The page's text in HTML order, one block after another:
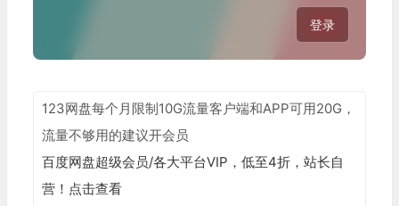
登录
123网盘每个月限制10G流量客户端和APP可用20G，
流量不够用的建议开会员
百度网盘超级会员/各大平台VIP，低至4折，站长自
营！点击查看